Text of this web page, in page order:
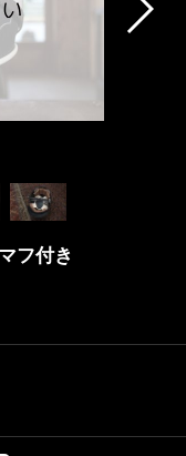
フ付き